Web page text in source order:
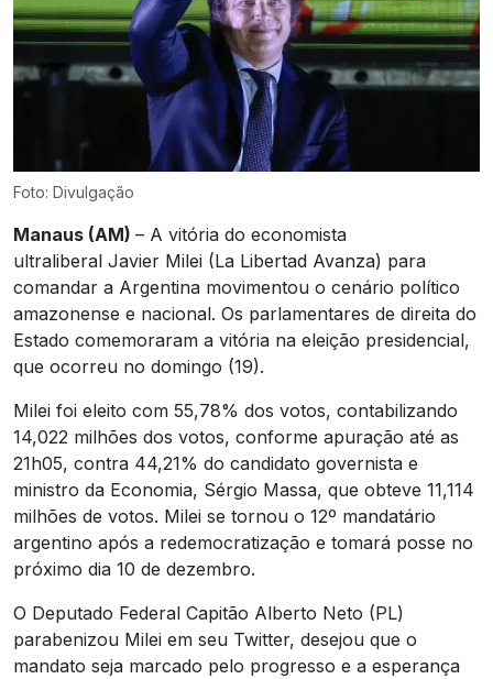
Foto: Divulgação
Manaus (AM) – A vitória do economista
ultraliberal Javier Milei (La Libertad Avanza) para
comandar a Argentina movimentou o cenário político
amazonense e nacional. Os parlamentares de direita do
Estado comemoraram a vitória na eleição presidencial,
que ocorreu no domingo (19).
Milei foi eleito com 55,78% dos votos, contabilizando
14,022 milhões dos votos, conforme apuração até as
21h05, contra 44,21% do candidato governista e
ministro da Economia, Sérgio Massa, que obteve 11,114
milhões de votos. Milei se tornou o 12º mandatário
argentino após a redemocratização e tomará posse no
próximo dia 10 de dezembro.
O Deputado Federal Capitão Alberto Neto (PL)
parabenizou Milei em seu Twitter, desejou que o
mandato seja marcado pelo progresso e a esperança